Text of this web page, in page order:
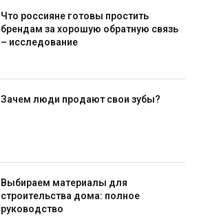
Что россияне готовы простить
брендам за хорошую обратную связь
– исследование
Зачем люди продают свои зубы?
Выбираем материалы для
строительства дома: полное
руководство